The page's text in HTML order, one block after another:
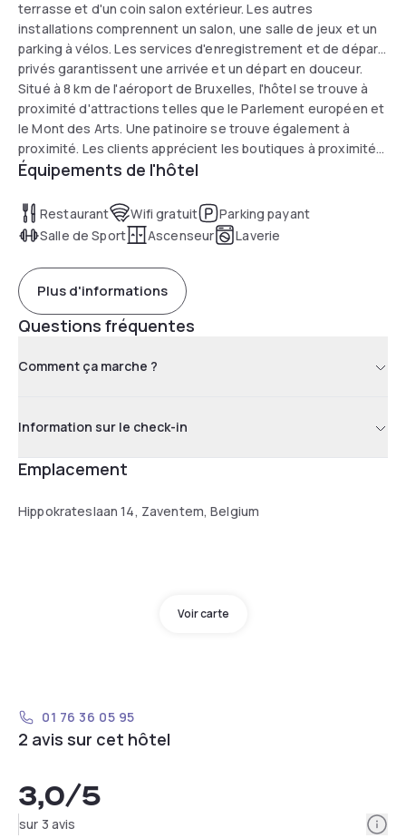
terrasse et d'un coin salon extérieur. Les autres
installations comprennent un salon, une salle de jeux et un
parking à vélos. Les services d'enregistrement et de départ
privés garantissent une arrivée et un départ en douceur.
Situé à 8 km de l'aéroport de Bruxelles, l'hôtel se trouve à
proximité d'attractions telles que le Parlement européen et
le Mont des Arts. Une patinoire se trouve également à
proximité. Les clients apprécient les boutiques à proximité,
le confort des chambres et la cuisine bien équipée.
Équipements de l'hôtel
Restaurant Wifi gratuit
Parking payant
Salle de Sport
Ascenseur Laverie
Plus d'informations
Questions fréquentes
Comment ça marche ?
Information sur le check-in
Emplacement
Hippokrateslaan 14, Zaventem, Belgium
Voir carte
01 76 36 05 95
2 avis sur cet hôtel
3,0/5
sur 3 avis